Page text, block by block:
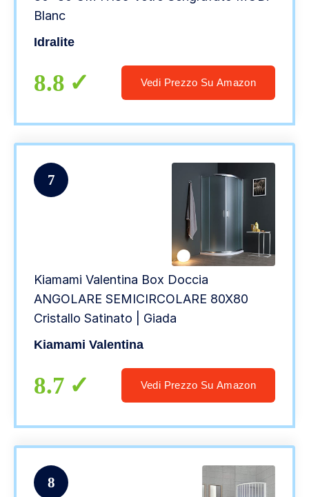
Blanc
Idralite
8.8 Vedi Prezzo Su Amazon
7
Kiamami Valentina Box Doccia
ANGOLARE SEMICIRCOLARE 80X80
Cristallo Satinato | Giada
Kiamami Valentina
8.7 Vedi Prezzo Su Amazon
8